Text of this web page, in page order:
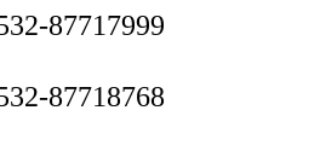
87717999
87718768